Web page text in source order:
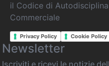
il Codice di
Commerciale
Privacy Policy Cookie Policy
Newsletter